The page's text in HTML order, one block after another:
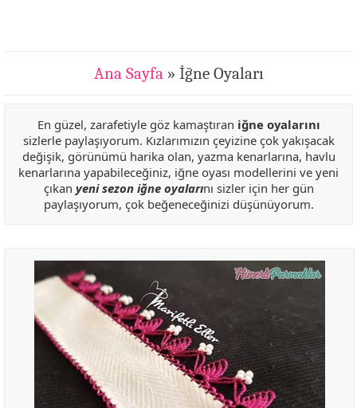
Ana Sayfa» İğne Oyaları
En güzel, zarafetiyle göz kamaştıran iğne oyalarını
sizlerle paylaşıyorum. Kızlarımızın çeyizine çok yakışacak
değişik, görünümü harika olan, yazma kenarlarına, havlu
kenarlarına yapabileceğiniz, iğne oyası modellerini ve yeni
çıkan yeni sezon iğne oyalarını sizler için her gün
paylaşıyorum, çok beğeneceğinizi düşünüyorum.